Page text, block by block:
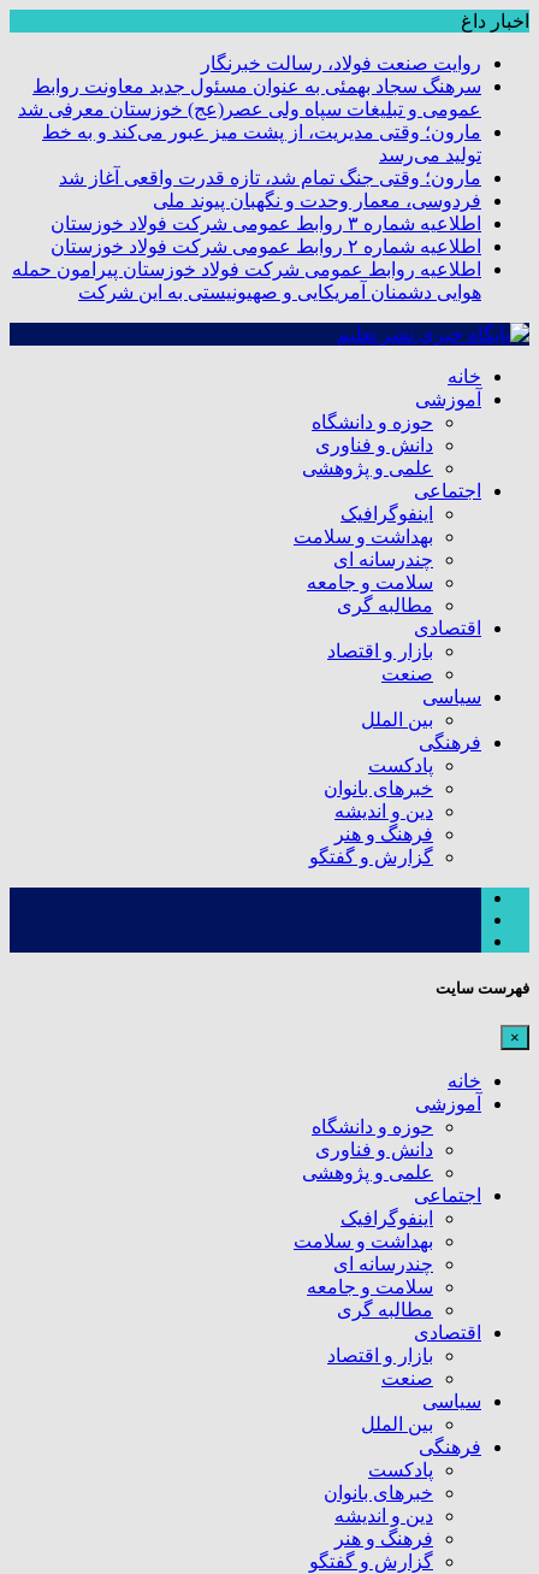
اخبار داغ
روایت صنعت فولاد،‌ رسالت خبرنگار
سرهنگ سجاد بهمئی به عنوان مسئول جدید معاونت روابط
عمومی و تبلیغات سپاه ولی عصر(عج) خوزستان معرفی شد
مارون؛ وقتی مدیریت، از پشت میز عبور می‌کند و به خط
تولید می‌رسد
مارون؛ وقتی جنگ تمام شد، تازه قدرت واقعی آغاز شد
فردوسی، معمار وحدت و نگهبان پیوند ملی
اطلاعیه شماره ۳ روابط عمومی شرکت فولاد خوزستان
اطلاعیه شماره ۲ روابط عمومی شرکت فولاد خوزستان
اطلاعیه روابط عمومی شرکت فولاد خوزستان پیرامون حمله
هوایی دشمنان آمریکایی و صهیونیستی به این شرکت
خانه
آموزشی
حوزه و دانشگاه
دانش و فناوری
علمی و پژوهشی
اجتماعی
اینفوگرافیک
بهداشت و سلامت
چندرسانه ای
سلامت و جامعه
مطالبه گری
اقتصادی
بازار و اقتصاد
صنعت
سیاسی
بین الملل
فرهنگی
پادکست
خبرهای بانوان
دین و اندیشه
فرهنگ و هنر
گزارش و گفتگو
فهرست سایت
×
خانه
آموزشی
حوزه و دانشگاه
دانش و فناوری
علمی و پژوهشی
اجتماعی
اینفوگرافیک
بهداشت و سلامت
چندرسانه ای
سلامت و جامعه
مطالبه گری
اقتصادی
بازار و اقتصاد
صنعت
سیاسی
بین الملل
فرهنگی
پادکست
خبرهای بانوان
دین و اندیشه
فرهنگ و هنر
گزارش و گفتگو